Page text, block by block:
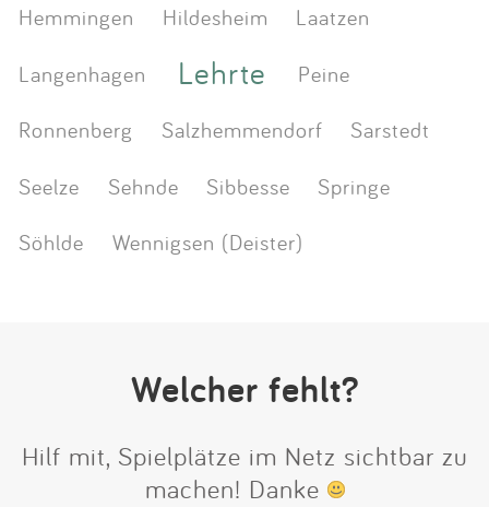
Hemmingen
Hildesheim
Laatzen
Langenhagen
Lehrte
Peine
Ronnenberg
Salzhemmendorf
Sarstedt
Seelze
Sehnde Sibbesse
Springe
Söhlde
Wennigsen (Deister)
Welcher fehlt?
Hilf mit, Spielplätze im Netz sichtbar zu
machen! Danke